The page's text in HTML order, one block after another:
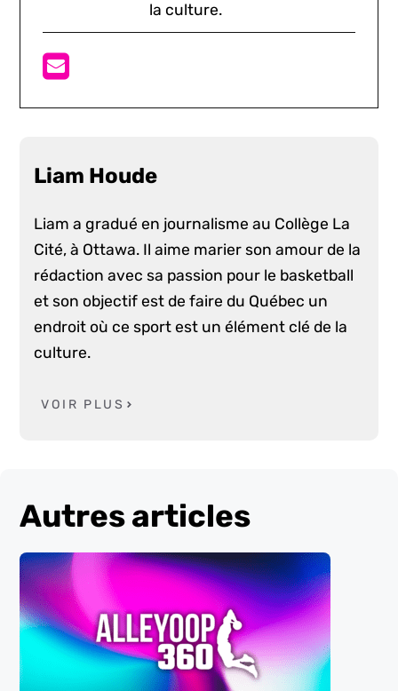
la culture.
Liam Houde
Liam a gradué en journalisme au Collège La
Cité, à Ottawa. Il aime marier son amour de la
rédaction avec sa passion pour le basketball
et son objectif est de faire du Québec un
endroit où ce sport est un élément clé de la
culture.
VOIR PLUS
Autres articles